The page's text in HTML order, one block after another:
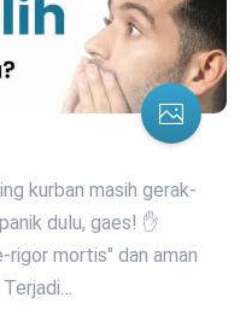
kurban masih gerak-
dulu, gaes! ✋
rigor mortis" dan aman